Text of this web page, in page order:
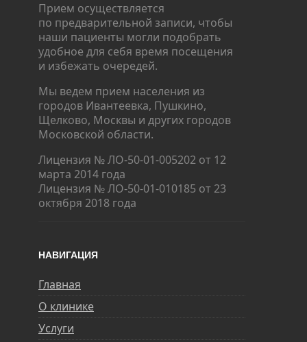
Прием осуществляется
по предварительной записи, чтобы
наши пациенты могли подобрать
удобное для себя время посещения
и избежать очередей.
Мы ведем прием населения из
городов Ивантеевка, Пушкино,
Щелково, Москвы и других городов
Московской области.
Лицензия № ЛО-50-01-005202 от 12
марта 2014 года
Лицензия № ЛО-50-01-010185 от 23
октября 2018 года
НАВИГАЦИЯ
Главная
О клинике
Услуги